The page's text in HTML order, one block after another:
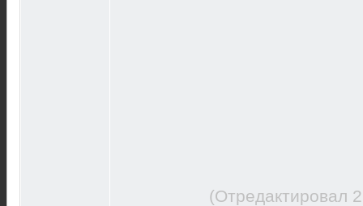
(Отредактировал